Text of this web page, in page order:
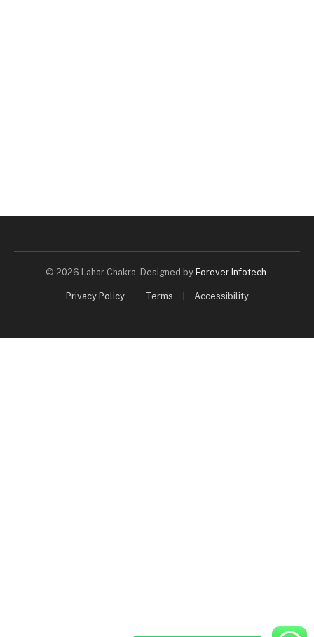
© 2026 Lahar Chakra. Designed by Forever Infotech
Privacy Policy Terms Accessibility